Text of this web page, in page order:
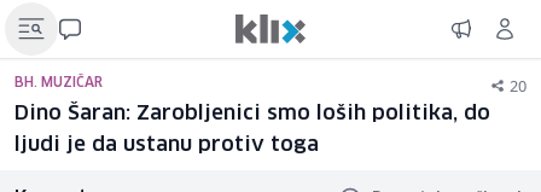
BH. MUZIČAR 20
Dino Šaran: Zarobljenici smo loših politika, do
ljudi je da ustanu protiv toga